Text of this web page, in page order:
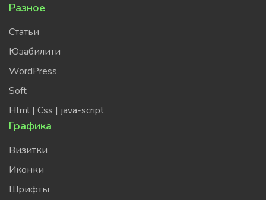
Разное
Статьи
Юзабилити
WordPress
Soft
Html | Css | java-script
Графика
Визитки
Иконки
Шрифты